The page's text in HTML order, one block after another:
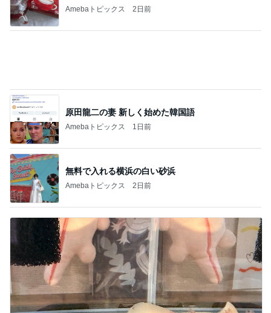
Amebaトピックス 1日前
日に日に成長を感じる毎日の癒し
Amebaトピックス 20時間前
記事を読む